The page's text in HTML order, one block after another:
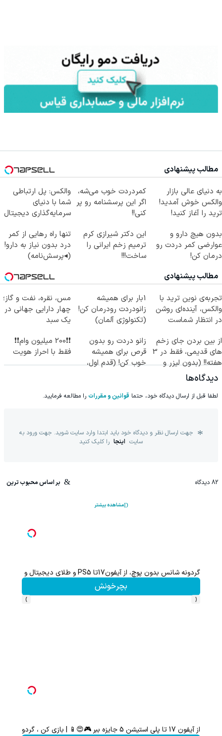
مطالب پیشنهادی
به دنیای عالی بازار
والکس خوش آمدید!
ترید را آغاز کنید!
کمردردت خوب می‌شه،
اگر این پرسشنامه رو پر
کنی!!
والکس: پل ارتباطی
شما با دنیای
سرمایه‌گذاری دیجیتال
بدون هیچ دارو و
عوارضی کمر دردت رو
درمان کن!
این دکتر شیرازی کرم
ترمیم زخم ایرانی را
ساخت!!!
تنها راه رهایی از کمر
درد بدون نیاز به دارو!
(◂پرسش‌نامه)
مطالب پیشنهادی
تجربه‌ی نوین ترید با
والکس، آینده‌ای روشن
در انتظار شماست
1بار برای همیشه
زانودردت رودرمان کن!
(تکنولوژی آلمان)
مس، نقره، نفت و گاز؛
چهار دارایی جهانی در
یک سبد
از بین بردن جای زخم
های قدیمی، فقط در 3
هفته!! (بدون لیزر و
جراحی)
زانو دردت رو بدون
قرص برای همیشه
خوب کن! (قدم اول،
❗❗200 میلیون وام❗❗
فقط با احراز هویت
دیدگاه‌ها
لطفا قبل از ارسال دیدگاه خود، حتما قوانین و مقررات را مطالعه فرمایید.
جهت ارسال نظر و دیدگاه خود باید ابتدا وارد سایت شوید. جهت ورود به
سایت اینجا را کلیک کنید
82 دیدگاه بر اساس محبوب ترین
مشاهده بیشتر
گردونه شانس بدون پوچ، از آیفون17تا PS5 و طلای دیجیتال و دلار🔥
بچرخونش
‹
›
از آیفون 17 تا پلی استیشن 5 جایزه ببر 🎮😍📱 | بازی کن ، گردونه بچرخون